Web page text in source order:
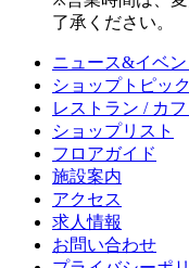
了承ください。
ニュース&イベン
ショップトピッ
レストラン / カフ
ショップリスト
フロアガイド
施設案内
アクセス
求人情報
お問い合わせ